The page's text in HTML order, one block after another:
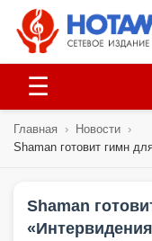
☰
Главная › Новости ›
Shaman готовит гимн
Shaman